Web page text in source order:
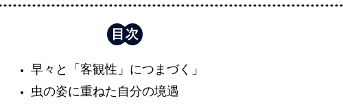
早々と「客観性」につまづく」
虫の姿に重ねた自分の境遇